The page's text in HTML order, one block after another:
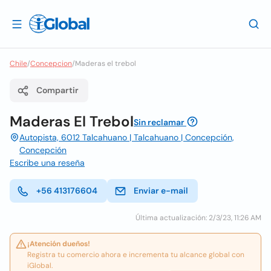
Chile/Concepcion/Maderas el trebol
Compartir
Maderas El TrebolSin reclamar
Autopista, 6012 Talcahuano | Talcahuano | Concepción,
Concepción
Escribe una reseña
+56 413176604 Enviar e-mail
Última actualización: 2/3/23, 11:26 AM
¡Atención dueños!
Registra tu comercio ahora e incrementa tu alcance global con
iGlobal.